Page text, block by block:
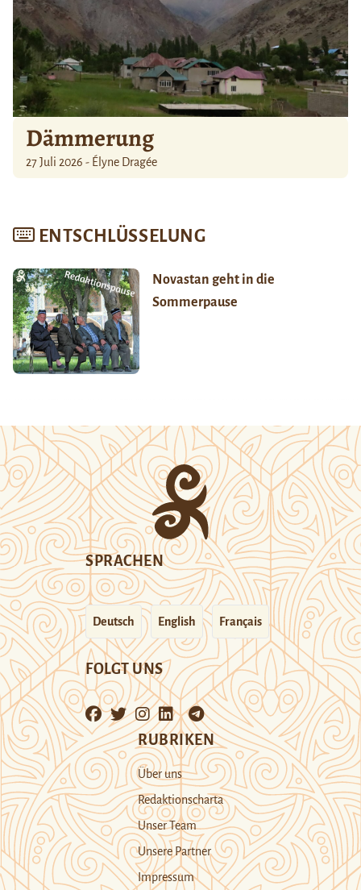
Dämmerung
27 Juli 2026 - Élyne Dragée
ENTSCHLÜSSELUNG
Novastan geht in die
Sommerpause
SPRACHEN
Deutsch English Français
FOLGT UNS
RUBRIKEN
Über uns
Redaktionscharta
Unser Team
Unsere Partner
Impressum